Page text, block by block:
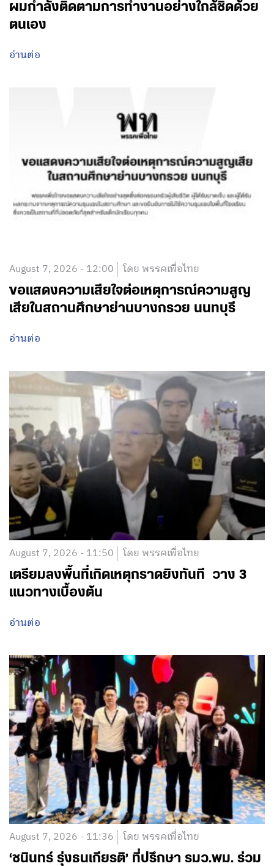
ผมกำลังติดตามการทำงานอย่างใกล้ชิดด้วย
ตนเอง
อ่านต่อ
August 7, 2026 - 12:00 โดย พรรคเพื่อไทย
ขอแสดงความเสียใจต่อเหตุการณ์ความสูญ
เสียในสถานศึกษาย่านบางกรวย นนทบุรี
อ่านต่อ
August 7, 2026 - 11:50 โดย พรรคเพื่อไทย
เตรียมลงพื้นที่เกิดเหตุกราดยิงทันที วาง 3
แนวทางเบื้องต้น
อ่านต่อ
August 7, 2026 - 11:36 โดย พรรคเพื่อไทย
‘ชนินทร์ รุ่งธนเกียรติ’ ที่ปรึกษา รมว.พม. ร่วม